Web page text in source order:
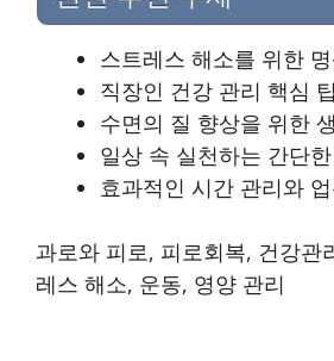
스트레스 해소를 위한
직장인 건강 관리 핵심 팁
수면의 질 향상을 위한
일상 속 실천하는 간단
효과적인 시간 관리와
과로와 피로, 피로회복, 건강관
레스 해소, 운동, 영양 관리